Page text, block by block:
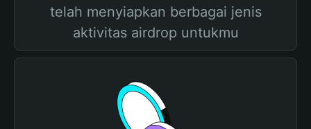
telah menyiapkan berbagai jenis
aktivitas airdrop untukmu